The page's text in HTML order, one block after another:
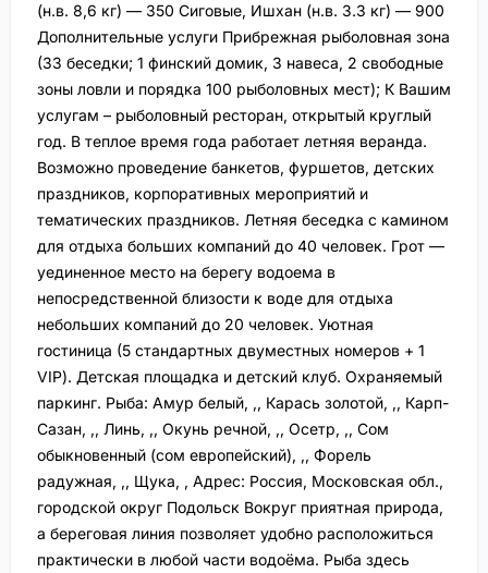
(н.в. 8,6 кг) — 350 Сиговые, Ишхан (н.в. 3.3 кг) — 900
Дополнительные услуги Прибрежная рыболовная зона
(33 беседки; 1 финский домик, 3 навеса, 2 свободные
зоны ловли и порядка 100 рыболовных мест); К Вашим
услугам – рыболовный ресторан, открытый круглый
год. В теплое время года работает летняя веранда.
Возможно проведение банкетов, фуршетов, детских
праздников, корпоративных мероприятий и
тематических праздников. Летняя беседка с камином
для отдыха больших компаний до 40 человек. Грот —
уединенное место на берегу водоема в
непосредственной близости к воде для отдыха
небольших компаний до 20 человек. Уютная
гостиница (5 стандартных двуместных номеров + 1
VIP). Детская площадка и детский клуб. Охраняемый
паркинг. Рыба: Амур белый, ,, Карась золотой, ,, Карп-
Сазан, ,, Линь, ,, Окунь речной, ,, Осетр, ,, Сом
обыкновенный (сом европейский), ,, Форель
радужная, ,, Щука, , Адрес: Россия, Московская обл.,
городской округ Подольск Вокруг приятная природа,
а береговая линия позволяет удобно расположиться
практически в любой части водоёма. Рыба здесь